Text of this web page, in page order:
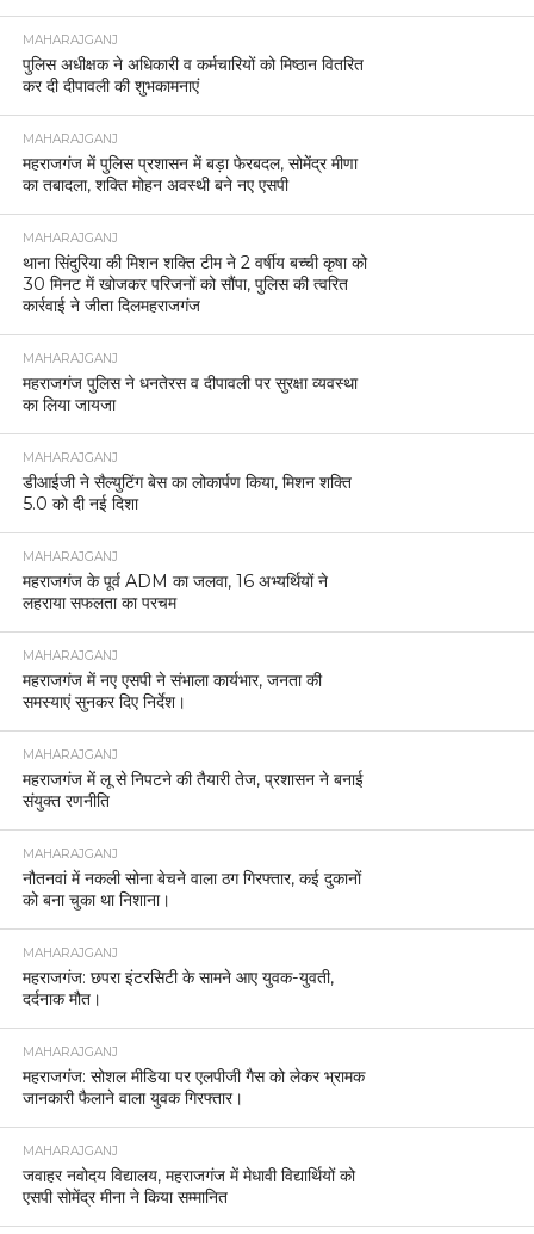
MAHARAJGANJ
पुलिस अधीक्षक ने अधिकारी व कर्मचारियों को मिष्ठान वितरित
कर दी दीपावली की शुभकामनाएं
MAHARAJGANJ
महराजगंज में पुलिस प्रशासन में बड़ा फेरबदल, सोमेंद्र मीणा
का तबादला, शक्ति मोहन अवस्थी बने नए एसपी
MAHARAJGANJ
थाना सिंदुरिया की मिशन शक्ति टीम ने 2 वर्षीय बच्ची कृषा को
30 मिनट में खोजकर परिजनों को सौंपा, पुलिस की त्वरित
कार्रवाई ने जीता दिलमहराजगंज
MAHARAJGANJ
महराजगंज पुलिस ने धनतेरस व दीपावली पर सुरक्षा व्यवस्था
का लिया जायजा
MAHARAJGANJ
डीआईजी ने सैल्युटिंग बेस का लोकार्पण किया, मिशन शक्ति
5.0 को दी नई दिशा
MAHARAJGANJ
महराजगंज के पूर्व ADM का जलवा, 16 अभ्यर्थियों ने
लहराया सफलता का परचम
MAHARAJGANJ
महराजगंज में नए एसपी ने संभाला कार्यभार, जनता की
समस्याएं सुनकर दिए निर्देश।
MAHARAJGANJ
महराजगंज में लू से निपटने की तैयारी तेज, प्रशासन ने बनाई
संयुक्त रणनीति
MAHARAJGANJ
नौतनवां में नकली सोना बेचने वाला ठग गिरफ्तार, कई दुकानों
को बना चुका था निशाना।
MAHARAJGANJ
महराजगंज: छपरा इंटरसिटी के सामने आए युवक-युवती,
दर्दनाक मौत।
MAHARAJGANJ
महराजगंज: सोशल मीडिया पर एलपीजी गैस को लेकर भ्रामक
जानकारी फैलाने वाला युवक गिरफ्तार।
MAHARAJGANJ
जवाहर नवोदय विद्यालय, महराजगंज में मेधावी विद्यार्थियों को
एसपी सोमेंद्र मीना ने किया सम्मानित